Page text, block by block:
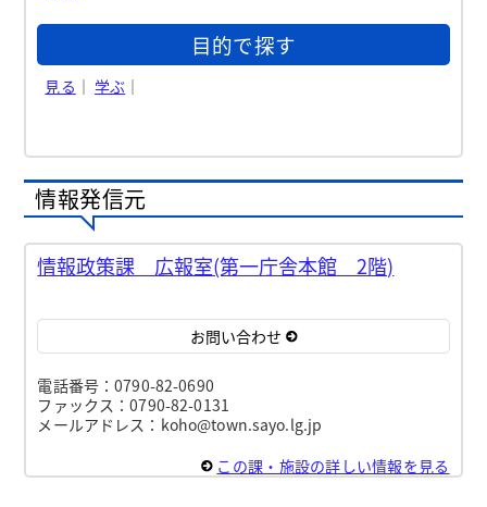
目的で探す
見る ｜ 学ぶ ｜
情報発信元
情報政策課 広報室(第一庁舎本館 2階)
お問い合わせ
電話番号：0790-82-0690
ファックス：0790-82-0131
メールアドレス：koho@town.sayo.lg.jp
この課・施設の詳しい情報を見る